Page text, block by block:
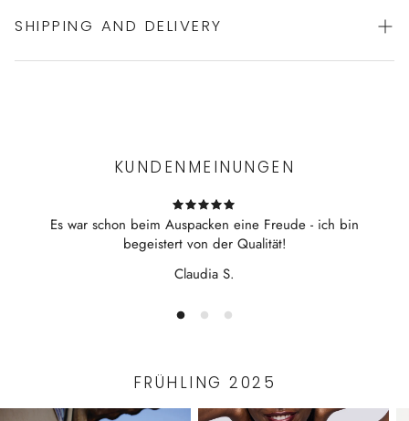
feines Unterhemd von ZIMMERLI
SHIPPING AND DELIVERY
KUNDENMEINUNGEN
Es war schon beim Auspacken eine Freude - ich bin
begeistert von der Qualität!
Claudia S.
FRÜHLING 2025